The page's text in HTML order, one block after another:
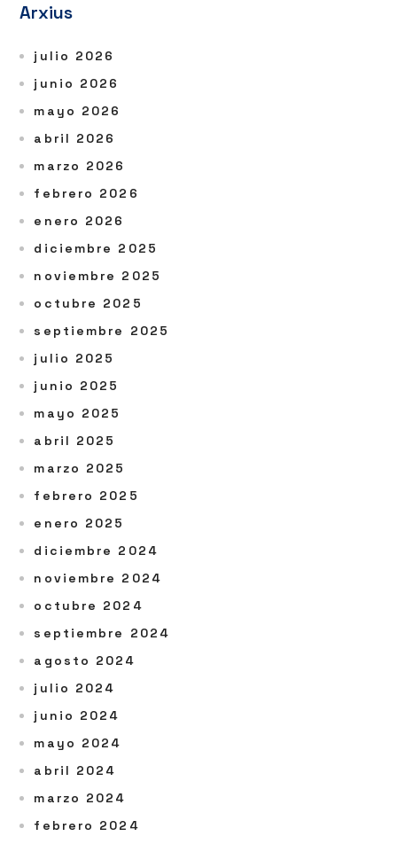
Arxius
julio 2026
junio 2026
mayo 2026
abril 2026
marzo 2026
febrero 2026
enero 2026
diciembre 2025
noviembre 2025
octubre 2025
septiembre 2025
julio 2025
junio 2025
mayo 2025
abril 2025
marzo 2025
febrero 2025
enero 2025
diciembre 2024
noviembre 2024
octubre 2024
septiembre 2024
agosto 2024
julio 2024
junio 2024
mayo 2024
abril 2024
marzo 2024
febrero 2024